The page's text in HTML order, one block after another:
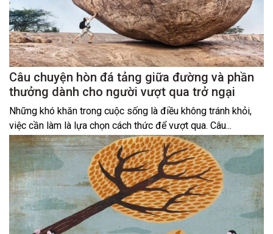
Câu chuyện hòn đá tảng giữa đường và phần
thưởng dành cho người vượt qua trở ngại
Những khó khăn trong cuộc sống là điều không tránh khỏi,
việc cần làm là lựa chọn cách thức để vượt qua. Câu...